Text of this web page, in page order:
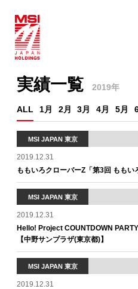
実績一覧 2019年
ALL 1月 2月 3月 4月 5月
MSI JAPAN 東京
2019.12.31
ももいろクローバーZ「第3回 ももい
MSI JAPAN 東京
2019.12.31
Hello! Project COUNTDOWN
【中野サンプラザ(東京都)】
MSI JAPAN 東京
2019.12.31